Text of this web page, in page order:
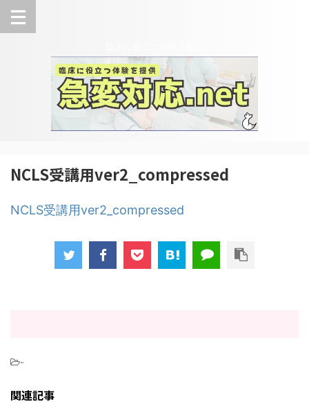
NCLS受講用ver2_compressed
NCLS受講用ver2_compressed
-
関連記事